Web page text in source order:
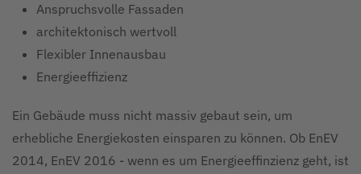
Anspruchsvolle Fassaden
architektonisch wertvoll
Flexibler Innenausbau
Energieeffizienz
Ein Gebäude muss nicht massiv gebaut sein, um
erhebliche Energiekosten einsparen zu können. Ob EnEV
2014, EnEV 2016 - wenn es um Energieeffinzienz geht, ist